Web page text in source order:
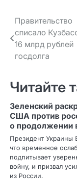
Навигация
по записям
Правительство
списало
16 млрд рублей
госдолга
Читайте
Зеленский
США против
о продолжении
Президент Украины
что временное
подпитывает
войну, и призвал
из России.